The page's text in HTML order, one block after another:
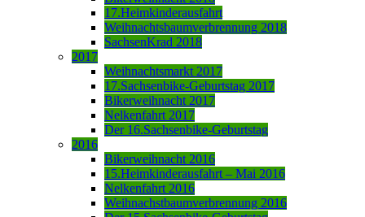
17.Heimkinderausfahrt
Weihnachtsbaumverbrennung 2018
SachsenKrad 2018
2017
Weihnachtsmarkt 2017
17.Sachsenbike-Geburtstag 2017
Bikerweihnacht 2017
Nelkenfahrt 2017
Der 16.Sachsenbike-Geburtstag
2016
Bikerweihnacht 2016
15.Heimkinderausfahrt – Mai 2016
Nelkenfahrt 2016
Weihnachstbaumverbrennung 2016